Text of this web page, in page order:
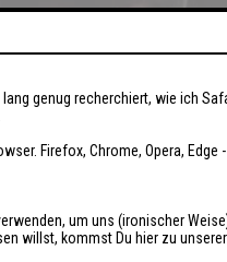
genug recherchiert, wie ich
Firefox, Chrome, Opera, Edge
um uns (ironischer
willst, kommst Du hier zu unserer